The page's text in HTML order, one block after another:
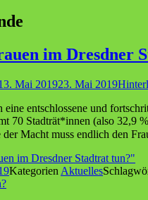
im Dresdner
Mai 201923. Mai 2019
entschlossene und
70 Stadträt*innen (also
Macht muss endlich den
im Dresdner Stadtrat tun? "
Kategorien Aktuelles